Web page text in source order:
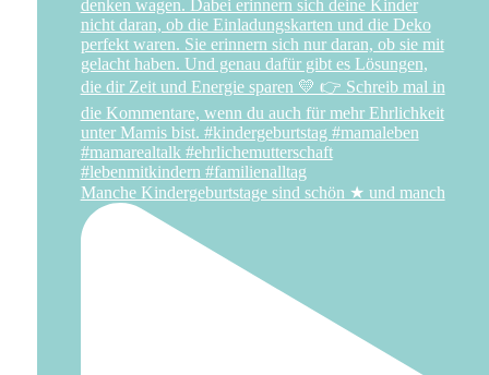
Manche Kindergeburtstage sind schön ★ und manch